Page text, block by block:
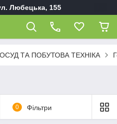
Любецька, 155
ТА ПОБУТОВА ТЕХНІКА
0 Фільтри